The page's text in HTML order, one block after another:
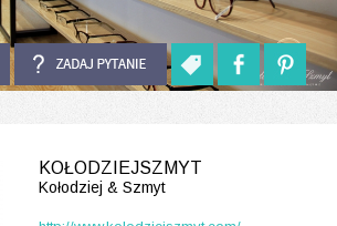
KOŁODZIEJSZMYT
Kołodziej & Szmyt